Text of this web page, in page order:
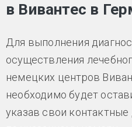
в Вивантес в
Для выполнения
осуществления
немецких центров
необходимо будет
указав свои